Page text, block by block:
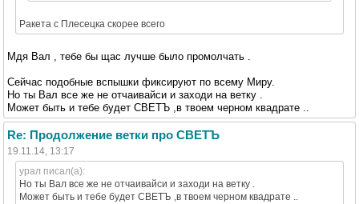
Ракета с Плесецка скорее всего
Мдя Вал , тебе бы щас лучше было промолчать .
Сейчас подобные вспышки фиксируют по всему Миру.
Но ты Вал все же не отчаивайси и заходи на ветку .
Может быть и тебе будет СВЕТЪ ,в твоем черном квадрате ..
Re: Продолжение ветки про СВЕТЪ
19.11.14, 13:17
урал писал(а):
Но ты Вал все же не отчаивайси и заходи на ветку .
Может быть и тебе будет СВЕТЪ ,в твоем черном квадрате ..